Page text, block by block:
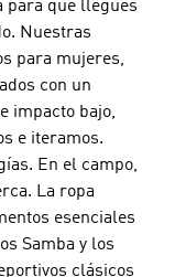
para que llegues
Nuestras
para mujeres,
con un
impacto bajo,
e iteramos.
En el campo,
La ropa
esenciales
Samba y los
clásicos